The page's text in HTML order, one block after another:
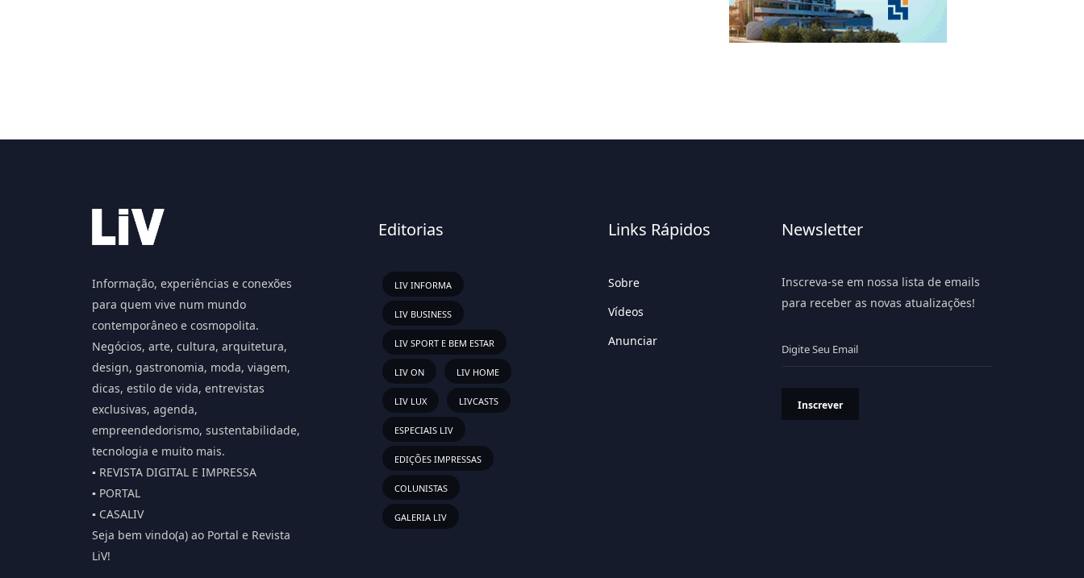
Informação, experiências e conexões
para quem vive num mundo
contemporâneo e cosmopolita.
Negócios, arte, cultura, arquitetura,
design, gastronomia, moda, viagem,
dicas, estilo de vida, entrevistas
exclusivas, agenda,
empreendedorismo, sustentabilidade,
tecnologia e muito mais.
▪️ REVISTA DIGITAL E IMPRESSA
▪️ PORTAL
▪️ CASALIV
Seja bem vindo(a) ao Portal e Revista
LiV!
Editorias
LIV INFORMA
LIV BUSINESS
LIV SPORT E BEM ESTAR
LIV ON LIV HOME
LIV LUX LIVCASTS
ESPECIAIS LIV
EDIÇÕES IMPRESSAS
COLUNISTAS
GALERIA LIV
Links Rápidos
Sobre
Vídeos
Anunciar
Newsletter
Inscreva-se em nossa lista de emails
para receber as novas atualizações!
Inscrever